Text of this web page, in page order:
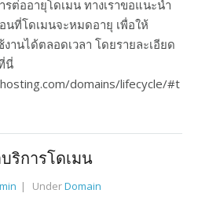
ต่ออายุโดเมน ทางเราขอแนะนำ
นที่โดเมนจะหมดอายุ เพื่อให้
านได้ตลอดเวลา โดยรายละเอียด
นี่
domains/lifecycle/#t
ริการโดเมน
UnderDomain